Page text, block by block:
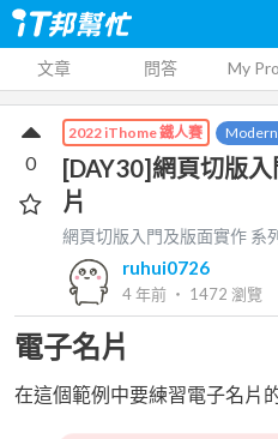
文章 問答 My
2022 iThome 鐵人賽
[DAY30]網頁切版
片
網頁切版入門及版面實作 系
ruhui0726
4 年前 ‧ 1472 瀏覽
0
電子名片
在這個範例中要練習電子名片